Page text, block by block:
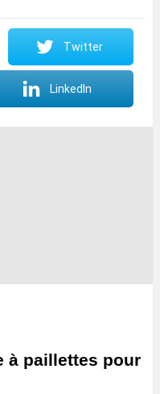
Twitter
LinkedIn
à paillettes pour